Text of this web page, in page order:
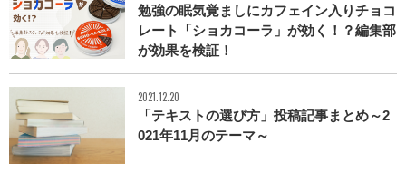
勉強の眠気覚ましにカフェイン入りチョコ
レート「ショカコーラ」が効く！？編集部
が効果を検証！
2021.12.20
「テキストの選び方」投稿記事まとめ～2
021年11月のテーマ～